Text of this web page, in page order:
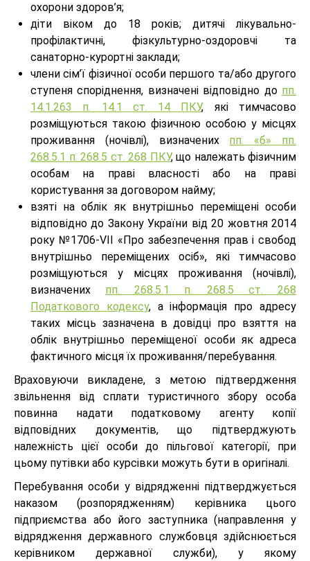
охорони здоров’я;
діти віком до 18 років; дитячі лікувально-
профілактичні, фізкультурно-оздоровчі та
санаторно-курортні заклади;
члени сім’ї фізичної особи першого та/або другого
ступеня споріднення, визначені відповідно до пп.
14.1.263 п. 14.1 ст. 14 ПКУ, які тимчасово
розміщуються такою фізичною особою у місцях
проживання (ночівлі), визначених пп. «б» пп.
268.5.1 п. 268.5 ст. 268 ПКУ, що належать фізичним
особам на праві власності або на праві
користування за договором найму;
взяті на облік як внутрішньо переміщені особи
відповідно до Закону України від 20 жовтня 2014
року №1706-VII «Про забезпечення прав і свобод
внутрішньо переміщених осіб», які тимчасово
розміщуються у місцях проживання (ночівлі),
визначених пп. 268.5.1 п. 268.5 ст. 268
Податкового кодексу, а інформація про адресу
таких місць зазначена в довідці про взяття на
облік внутрішньо переміщеної особи як адреса
фактичного місця їх проживання/перебування.
Враховуючи викладене, з метою підтвердження
звільнення від сплати туристичного збору особа
повинна надати податковому агенту копії
відповідних документів, що підтверджують
належність цієї особи до пільгової категорії, при
цьому путівки або курсівки можуть бути в оригіналі.
Перебування особи у відрядженні підтверджується
наказом (розпорядженням) керівника цього
підприємства або його заступника (направлення у
відрядження державного службовця здійснюється
керівником державної служби), у якому